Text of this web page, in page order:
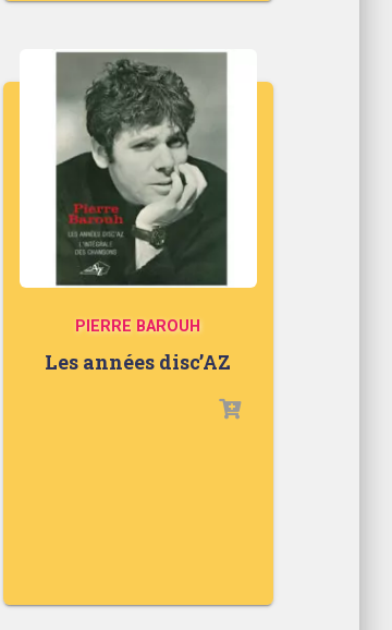
PIERRE BAROUH
Les années disc’AZ